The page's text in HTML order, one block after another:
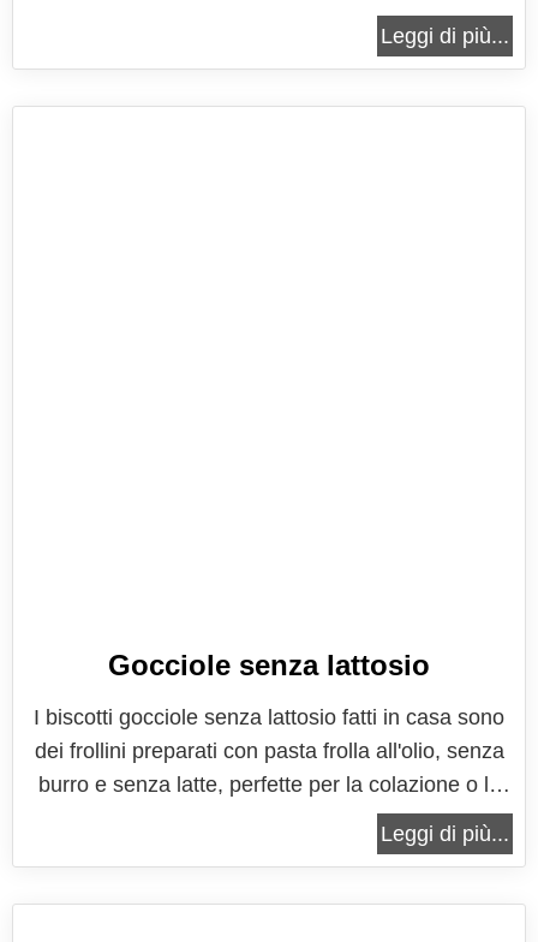
crema pasticcera, aromatizzata con arancia e
limone, arricchita dalle amarene sciroppate. Si
Leggi di più...
Gocciole senza lattosio
I biscotti gocciole senza lattosio fatti in casa sono
dei frollini preparati con pasta frolla all'olio, senza
burro e senza latte, perfette per la colazione o la
merenda di tutti i bambini, ideali anche per gli
intolleranti al lattosio. La ricetta per prepararli è
Leggi di più...